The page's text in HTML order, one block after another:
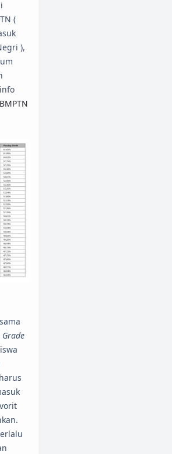
(
),
Grade